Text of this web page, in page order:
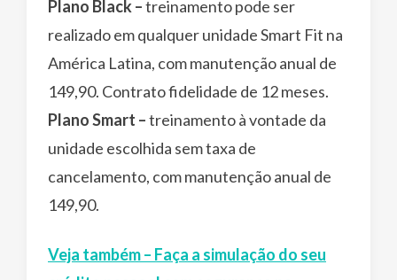
Plano Black –treinamento pode ser
realizado em qualquer unidade Smart Fit na
América Latina, com manutenção anual de
149,90. Contrato fidelidade de 12 meses.
Plano Smart –treinamento à vontade da
unidade escolhida sem taxa de
cancelamento, com manutenção anual de
149,90.
Veja também – Faça a simulação do seu